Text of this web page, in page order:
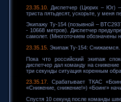
23.35.10. Диспетчер (Цюрих – Юг)
триста пятьдесят, ускорьте, у меня
Экипажу Ту-154 (позывной –
- 10668 метров). Диспетчер
самолет. (Многоточием обозначены
23.35.15. Экипаж Ту-154: Снижаемся.
Пока что российский экипаж
диспетчер дал команду на
три секунды ситуация коренным
23.35.17. Срабатывает ТКАС
«Снижение, снижение!») «Боинг»
Спустя 10 секунд после команды